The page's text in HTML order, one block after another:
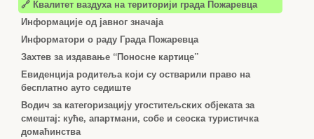
🔗 Квалитет ваздуха на територији града Пожаревца
Информације од јавног значаја
Информатори о раду Града Пожаревца
Захтев за издавање “Поносне картице”
Евиденција родитеља који су остварили право на
бесплатно ауто седиште
Водич за категоризацију угоститељских објеката за
смештај: куће, апартмани, собе и сеоска туристичка
домаћинства